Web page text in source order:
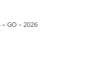
– GO – 2026